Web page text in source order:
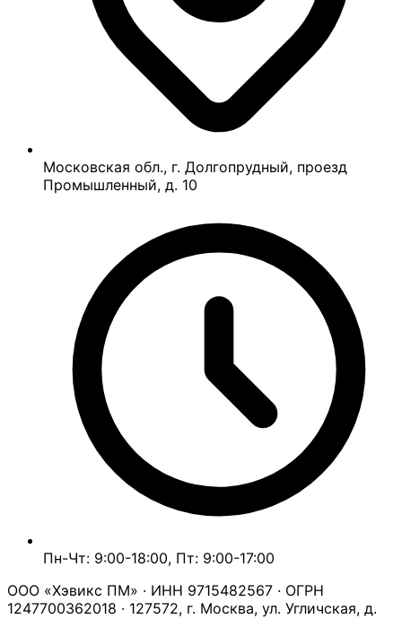
Московская обл., г. Долгопрудный, проезд
Промышленный, д. 10
Пн-Чт: 9:00-18:00, Пт: 9:00-17:00
ООО «Хэвикс ПМ» · ИНН 9715482567 · ОГРН
1247700362018 · 127572, г. Москва, ул. Угличская, д.